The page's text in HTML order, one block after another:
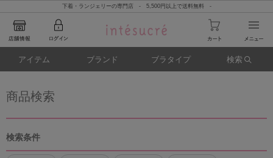
下着・ランジェリーの専門店 - 5,500円以上で送料無料 -
アイテム ブランド ブラタイプ 検索
商品検索
検索条件